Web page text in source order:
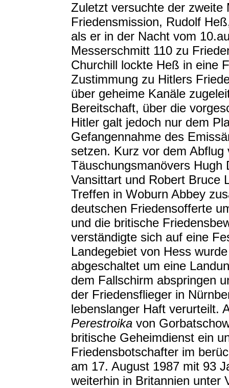
Zuletzt versuchte der zweite
Friedensmission, Rudolf
als er in der Nacht vom
Messerschmitt 110 zu
Churchill lockte Heß in eine
Zustimmung zu Hitlers
über geheime Kanäle
Bereitschaft, über die
Hitler galt jedoch nur dem
Gefangennahme des
setzen. Kurz vor dem
Täuschungsmanövers Hugh
Vansittart und Robert Bruce
Treffen in Woburn Abbey
deutschen Friedensofferte
und die britische
verständigte sich auf eine
Landegebiet von Hess
abgeschaltet um eine
dem Fallschirm abspringen
der Friedensflieger in
lebenslanger Haft verurteilt.
Perestroika von
britische Geheimdienst ein
Friedensbotschafter im
am 17. August 1987 mit 93
weiterhin in Britannien unter